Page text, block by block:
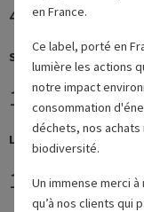
45€ */ Prix par pers.
Séminaire résidentiel
112€ * / Prix par pers.
Location journée
120€ */ Prix à la
en France.
Ce label, porté en
lumière les actions
notre impact
consommation
déchets, nos
biodiversité.
Un immense merci
qu’à nos clients qui